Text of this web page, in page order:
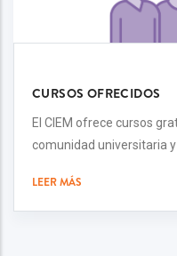
CURSOS OFRECIDOS
El CIEM ofrece cursos
comunidad universitaria y
LEER MÁS